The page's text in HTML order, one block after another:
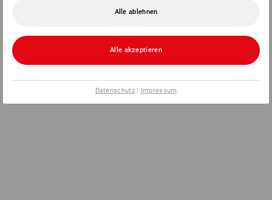
Alle ablehnen
Alle akzeptieren
Datenschutz| Impressum